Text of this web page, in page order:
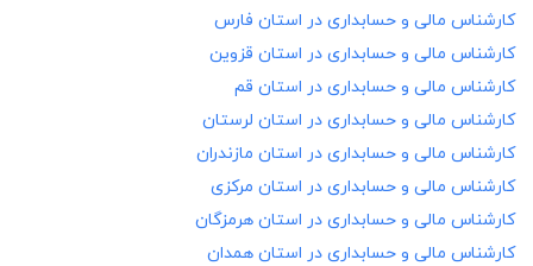
کارشناس مالی و حسابداری در استان فارس
کارشناس مالی و حسابداری در استان قزوین
کارشناس مالی و حسابداری در استان قم
کارشناس مالی و حسابداری در استان لرستان
کارشناس مالی و حسابداری در استان مازندران
کارشناس مالی و حسابداری در استان مرکزی
کارشناس مالی و حسابداری در استان هرمزگان
کارشناس مالی و حسابداری در استان همدان